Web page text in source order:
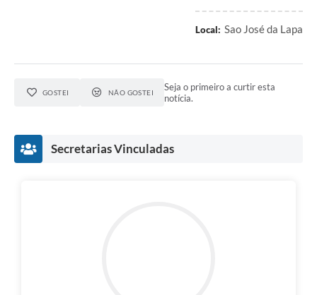
Local: Sao José da Lapa
GOSTEI NÃO GOSTEI
Seja o primeiro a curtir esta
notícia.
Secretarias Vinculadas